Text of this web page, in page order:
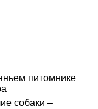
питомнике
собаки –